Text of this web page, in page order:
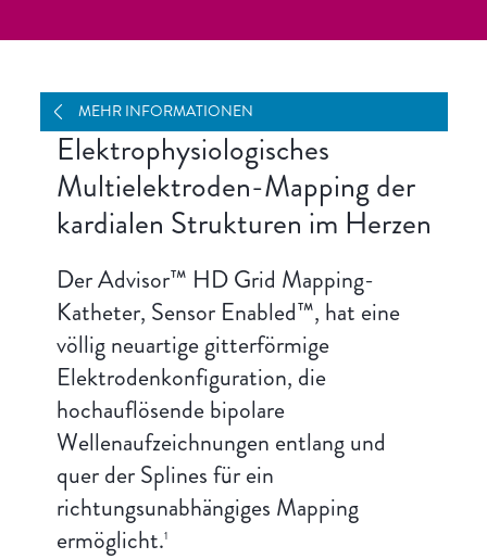
MEHR INFORMATIONEN
SCHULUNGEN UND TECHNISCHE
RESSOURCEN
MEHR INFORMATIONEN
Elektrophysiologisches
Multielektroden-Mapping der
kardialen Strukturen im Herzen
Der Advisor™ HD Grid Mapping-
Katheter, Sensor Enabled™, hat eine
völlig neuartige gitterförmige
Elektrodenkonfiguration, die
hochauflösende bipolare
Wellenaufzeichnungen entlang und
quer der Splines für ein
richtungsunabhängiges Mapping
ermöglicht.1